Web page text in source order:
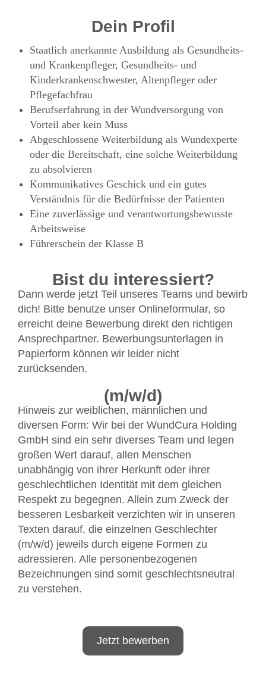
Dein Profil
Staatlich anerkannte Ausbildung als Gesundheits-
und Krankenpfleger, Gesundheits- und
Kinderkrankenschwester, Altenpfleger oder
Pflegefachfrau
Berufserfahrung in der Wundversorgung von
Vorteil aber kein Muss
Abgeschlossene Weiterbildung als Wundexperte
oder die Bereitschaft, eine solche Weiterbildung
zu absolvieren
Kommunikatives Geschick und ein gutes
Verständnis für die Bedürfnisse der Patienten
Eine zuverlässige und verantwortungsbewusste
Arbeitsweise
Führerschein der Klasse B
Bist du interessiert?
Dann werde jetzt Teil unseres Teams und bewirb
dich! Bitte benutze unser Onlineformular, so
erreicht deine Bewerbung direkt den richtigen
Ansprechpartner. Bewerbungsunterlagen in
Papierform können wir leider nicht
zurücksenden.
(m/w/d)
Hinweis zur weiblichen, männlichen und
diversen Form: Wir bei der WundCura Holding
GmbH sind ein sehr diverses Team und legen
großen Wert darauf, allen Menschen
unabhängig von ihrer Herkunft oder ihrer
geschlechtlichen Identität mit dem gleichen
Respekt zu begegnen. Allein zum Zweck der
besseren Lesbarkeit verzichten wir in unseren
Texten darauf, die einzelnen Geschlechter
(m/w/d) jeweils durch eigene Formen zu
adressieren. Alle personenbezogenen
Bezeichnungen sind somit geschlechtsneutral
zu verstehen.
Jetzt bewerben